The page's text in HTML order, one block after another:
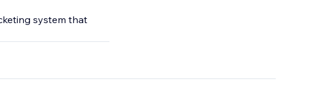
system that